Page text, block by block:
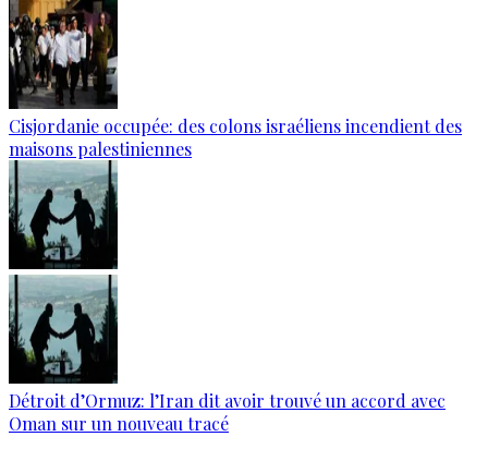
Cisjordanie occupée: des colons israéliens incendient des
maisons palestiniennes
Détroit d’Ormuz: l’Iran dit avoir trouvé un accord avec
Oman sur un nouveau tracé